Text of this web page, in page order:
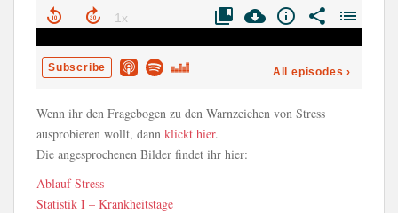
Wenn ihr den Fragebogen zu den Warnzeichen von Stress
ausprobieren wollt, dann klickt hier.
Die angesprochenen Bilder findet ihr hier:
Ablauf Stress
Statistik I – Krankheitstage